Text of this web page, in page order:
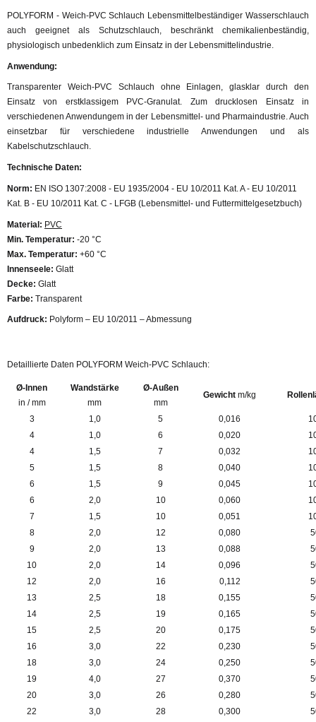
POLYFORM - Weich-PVC Schlauch Lebensmittelbeständiger Wasserschlauch
auch geeignet als Schutzschlauch, beschränkt chemikalienbeständig,
physiologisch unbedenklich zum Einsatz in der Lebensmittelindustrie.
Anwendung:
Transparenter Weich-PVC Schlauch ohne Einlagen, glasklar durch den
Einsatz von erstklassigem PVC-Granulat. Zum drucklosen Einsatz in
verschiedenen Anwendungem in der Lebensmittel- und Pharmaindustrie. Auch
einsetzbar für verschiedene industrielle Anwendungen und als
Kabelschutzschlauch.
Technische Daten:
Norm: EN ISO 1307:2008 - EU 1935/2004 - EU 10/2011 Kat. A - EU 10/2011
Kat. B - EU 10/2011 Kat. C - LFGB (Lebensmittel- und Futtermittelgesetzbuch)
Material: PVC
Min. Temperatur: -20 °C
Max. Temperatur: +60 °C
Innenseele: Glatt
Decke: Glatt
Farbe: Transparent
Aufdruck: Polyform – EU 10/2011 – Abmessung
Detaillierte Daten POLYFORM Weich-PVC Schlauch:
Ø-Innen
in / mm
Wandstärke
mm
Ø-Außen
mm
Gewicht m/kg
3 1,0 5 0,016
4
1,0 6 0,020
4
1,5 7 0,032
5
1,5 8 0,040
6
1,5 9 0,045
6
2,0 10 0,060
7
1,5 10 0,051
8
2,0 12 0,080
9
2,0 13 0,088
10
2,0 14 0,096
12
2,0 16 0,112
13
2,5 18 0,155
14
2,5 19 0,165
15
2,5 20 0,175
16
3,0 22 0,230
18
3,0 24 0,250
19
4,0 27 0,370
20
3,0 26 0,280
22
3,0 28 0,300